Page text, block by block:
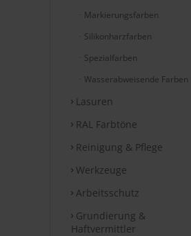
Markierungsfarben
Silikonharzfarben
Spezialfarben
Wasserabweisende Farben
Lasuren
RAL Farbtöne
Reinigung & Pflege
Werkzeuge
Arbeitsschutz
Grundierung &
Haftvermittler